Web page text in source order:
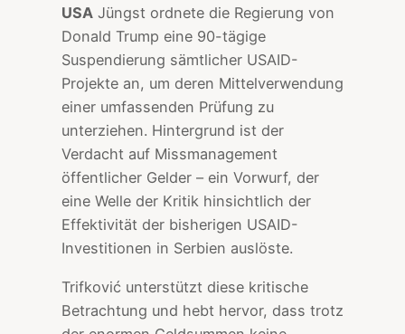
USA Jüngst ordnete die Regierung von
Donald Trump eine 90-tägige
Suspendierung sämtlicher USAID-
Projekte an, um deren Mittelverwendung
einer umfassenden Prüfung zu
unterziehen. Hintergrund ist der
Verdacht auf Missmanagement
öffentlicher Gelder – ein Vorwurf, der
eine Welle der Kritik hinsichtlich der
Effektivität der bisherigen USAID-
Investitionen in Serbien auslöste.
Trifković unterstützt diese kritische
Betrachtung und hebt hervor, dass trotz